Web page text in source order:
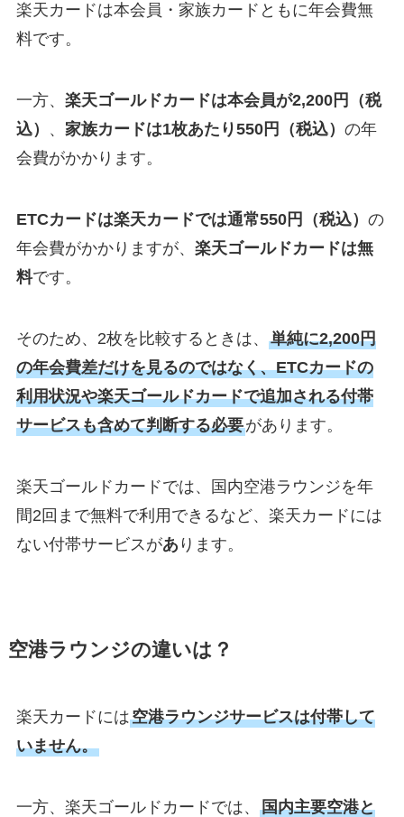
楽天カードは本会員・家族カードともに年会費無
料です。
一方、 楽天ゴールドカードは本会員が2,200円（税
込）
、 家族カードは1枚あたり550円（税込） の年
会費がかかります。
ETCカードは楽天カードでは通常550円（税込） の
年会費がかかりますが、 楽天ゴールドカードは無
料です。
そのため、2枚を比較するときは、 単純に2,200円
の年会費差だけを見るのではなく、ETCカードの
利用状況や楽天ゴールドカードで追加される付帯
サービスも含めて判断する必要があります。
楽天ゴールドカードでは、国内空港ラウンジを年
間2回まで無料で利用できるなど、楽天カードには
ない付帯サービスがあ ります。
空港ラウンジの違いは？
楽天カードには空港ラウンジサービスは付帯して
いません。
一方、楽天ゴールドカードでは、 国内主要空港と